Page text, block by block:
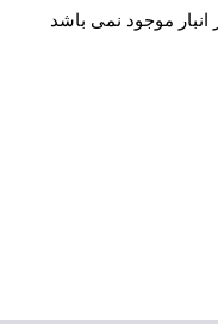
انبار موجود نمی باشد